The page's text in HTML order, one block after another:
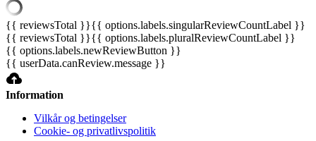
{{ reviewsTotal }}{{ options.labels.singularReviewCountLabel }}
{{ reviewsTotal }}{{ options.labels.pluralReviewCountLabel }}
{{ options.labels.newReviewButton }}
{{ userData.canReview.message }}
Information
Vilkår og betingelser
Cookie- og privatlivspolitik